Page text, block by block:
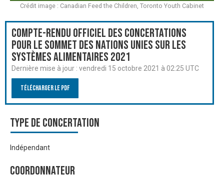
Compte-rendu officiel des Concertations
pour le Sommet des Nations Unies sur les
systèmes alimentaires 2021
Dernière mise à jour : vendredi 15 octobre 2021 à 02:25 UTC
Télécharger le PDF
Type de Concertation
Indépendant
Coordonnateur
Crédit image : Canadian Feed the Children, Toronto Youth Cabinet